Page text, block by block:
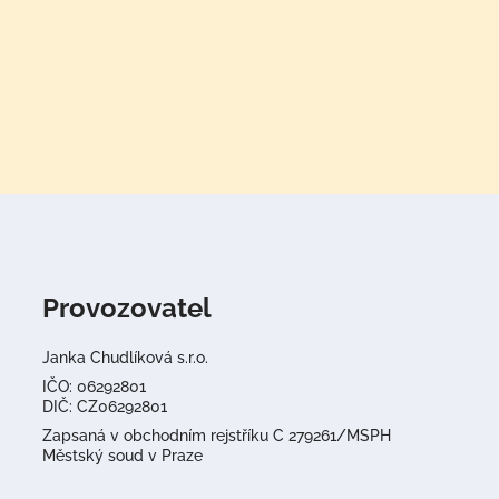
Provozovatel
Janka Chudlíková s.r.o.
IČO: 06292801
DIČ: CZ06292801
Zapsaná v obchodním rejstříku C 279261/MSPH
Městský soud v Praze